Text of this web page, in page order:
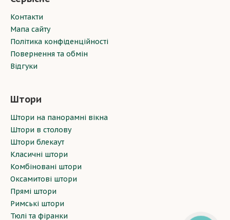
більш спокійну атмосферу, що сприяє розслабленню
і приємному проведенню часу. Текстури шпалер –
від гладких до текстурованих – дозволяють
створити різні емоційні ефекти. Вибір текстури
залежить від вашої концепції: для сучасних кафе
чудово підходять шпалери з геометричними
малюнками, а для кав'ярень у класичному стилі –
дерево чи камінь.
Контакти
Мапа сайту
Політика конфіденційності
Повернення та обмін
Відгуки
Штори
Штори на панорамні вікна
Штори в столову
Штори блекаут
Класичні штори
Комбіновані штори
Оксамитові штори
Прямі штори
Римські штори
Тюлі та фіранки